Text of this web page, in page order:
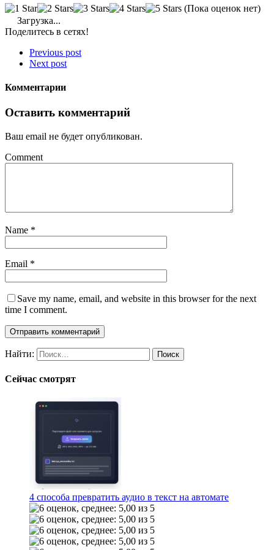
(Пока оценок нет)
Загрузка...
Поделитесь в сетях!
Previous post
Next post
Комментарии
Оставить комментарий
Ваш email не будет опубликован.
Comment
Name *
Email *
Save my name, email, and website in this browser for the next
time I comment.
Найти:
Сейчас смотрят
4 способа превратить аудио в текст на автомате